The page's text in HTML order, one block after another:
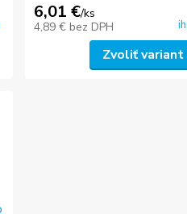
6,01 €/ks
4,89 € bez DPH
Zvoliť variant